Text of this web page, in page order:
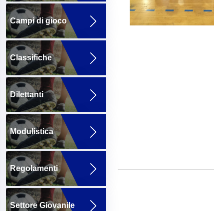
Campi di gioco
Classifiche
Dilettanti
Modulistica
Regolamenti
Settore Giovanile